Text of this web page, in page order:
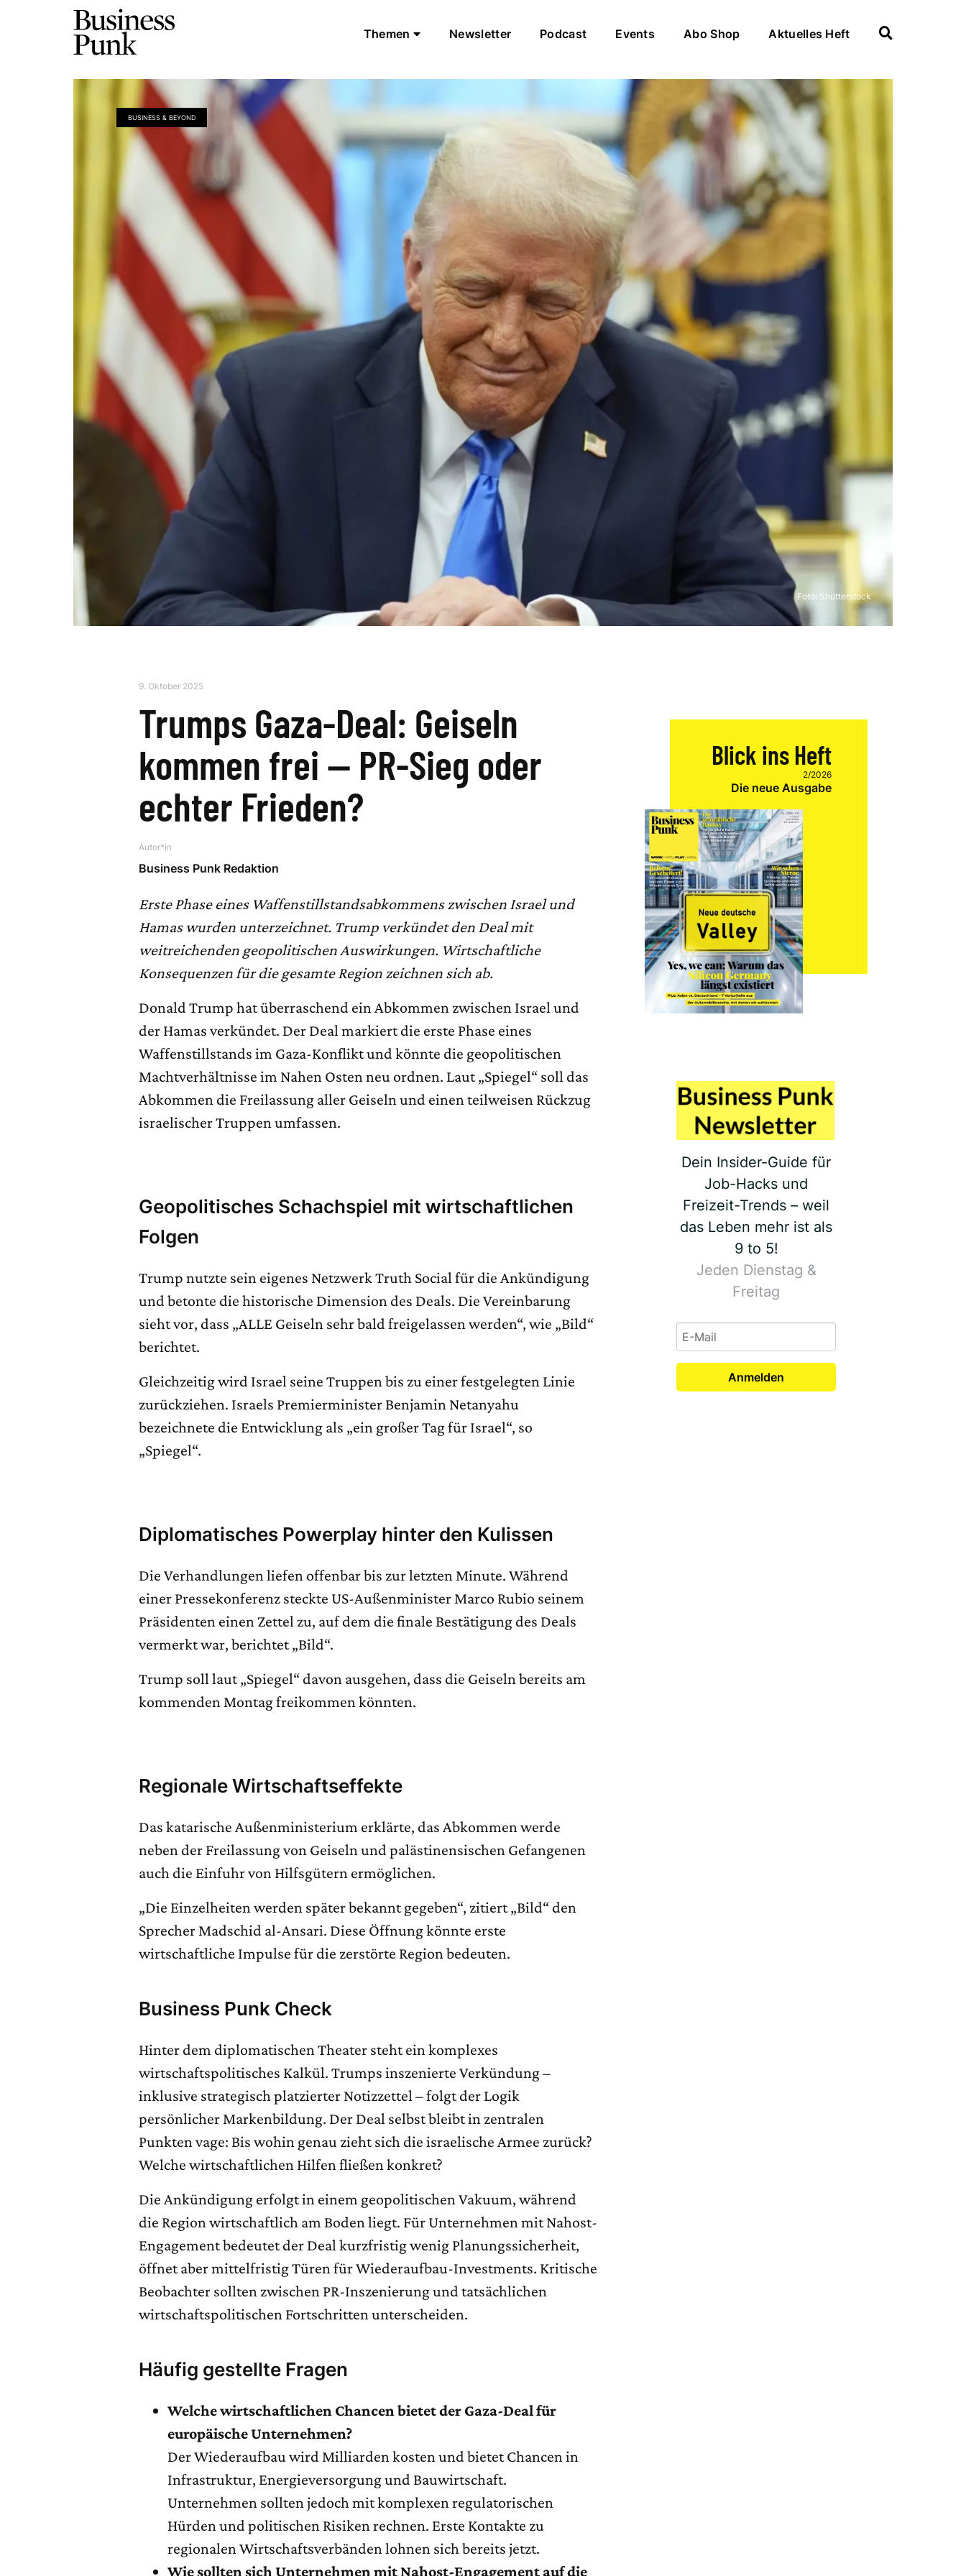
Themen Newsletter Podcast Events Abo Shop Aktuelles Heft
BUSINESS & BEYOND
Foto: Shutterstock
9. Oktober 2025
Trumps Gaza-Deal: Geiseln
kommen frei — PR-Sieg oder
echter Frieden?
Autor*in
Business Punk Redaktion
Erste Phase eines Waffenstillstandsabkommens zwischen Israel und
Hamas wurden unterzeichnet. Trump verkündet den Deal mit
weitreichenden geopolitischen Auswirkungen. Wirtschaftliche
Konsequenzen für die gesamte Region zeichnen sich ab.
Donald Trump hat überraschend ein Abkommen zwischen Israel und
der Hamas verkündet. Der Deal markiert die erste Phase eines
Waffenstillstands im Gaza-Konflikt und könnte die geopolitischen
Machtverhältnisse im Nahen Osten neu ordnen. Laut „Spiegel“ soll das
Abkommen die Freilassung aller Geiseln und einen teilweisen Rückzug
israelischer Truppen umfassen.
Geopolitisches Schachspiel mit wirtschaftlichen
Folgen
Trump nutzte sein eigenes Netzwerk Truth Social für die Ankündigung
und betonte die historische Dimension des Deals. Die Vereinbarung
sieht vor, dass „ALLE Geiseln sehr bald freigelassen werden“, wie „Bild“
berichtet.
Gleichzeitig wird Israel seine Truppen bis zu einer festgelegten Linie
zurückziehen. Israels Premierminister Benjamin Netanyahu
bezeichnete die Entwicklung als „ein großer Tag für Israel“, so
„Spiegel“.
Diplomatisches Powerplay hinter den Kulissen
Die Verhandlungen liefen offenbar bis zur letzten Minute. Während
einer Pressekonferenz steckte US-Außenminister Marco Rubio seinem
Präsidenten einen Zettel zu, auf dem die finale Bestätigung des Deals
vermerkt war, berichtet „Bild“.
Trump soll laut „Spiegel“ davon ausgehen, dass die Geiseln bereits am
kommenden Montag freikommen könnten.
Regionale Wirtschaftseffekte
Das katarische Außenministerium erklärte, das Abkommen werde
neben der Freilassung von Geiseln und palästinensischen Gefangenen
auch die Einfuhr von Hilfsgütern ermöglichen.
„Die Einzelheiten werden später bekannt gegeben“, zitiert „Bild“ den
Sprecher Madschid al-Ansari. Diese Öffnung könnte erste
wirtschaftliche Impulse für die zerstörte Region bedeuten.
Business Punk Check
Hinter dem diplomatischen Theater steht ein komplexes
wirtschaftspolitisches Kalkül. Trumps inszenierte Verkündung –
inklusive strategisch platzierter Notizzettel – folgt der Logik
persönlicher Markenbildung. Der Deal selbst bleibt in zentralen
Punkten vage: Bis wohin genau zieht sich die israelische Armee zurück?
Welche wirtschaftlichen Hilfen fließen konkret?
Die Ankündigung erfolgt in einem geopolitischen Vakuum, während
die Region wirtschaftlich am Boden liegt. Für Unternehmen mit Nahost-
Engagement bedeutet der Deal kurzfristig wenig Planungssicherheit,
öffnet aber mittelfristig Türen für Wiederaufbau-Investments. Kritische
Beobachter sollten zwischen PR-Inszenierung und tatsächlichen
wirtschaftspolitischen Fortschritten unterscheiden.
Häufig gestellte Fragen
Welche wirtschaftlichen Chancen bietet der Gaza-Deal für
europäische Unternehmen?
Der Wiederaufbau wird Milliarden kosten und bietet Chancen in
Infrastruktur, Energieversorgung und Bauwirtschaft.
Unternehmen sollten jedoch mit komplexen regulatorischen
Hürden und politischen Risiken rechnen. Erste Kontakte zu
regionalen Wirtschaftsverbänden lohnen sich bereits jetzt.
Wie sollten sich Unternehmen mit Nahost-Engagement auf die
Blick ins Heft
2/2026
Die neue Ausgabe
Dein Insider-Guide für
Job-Hacks und
Freizeit-Trends – weil
das Leben mehr ist als
9 to 5!
Jeden Dienstag &
Freitag
Anmelden